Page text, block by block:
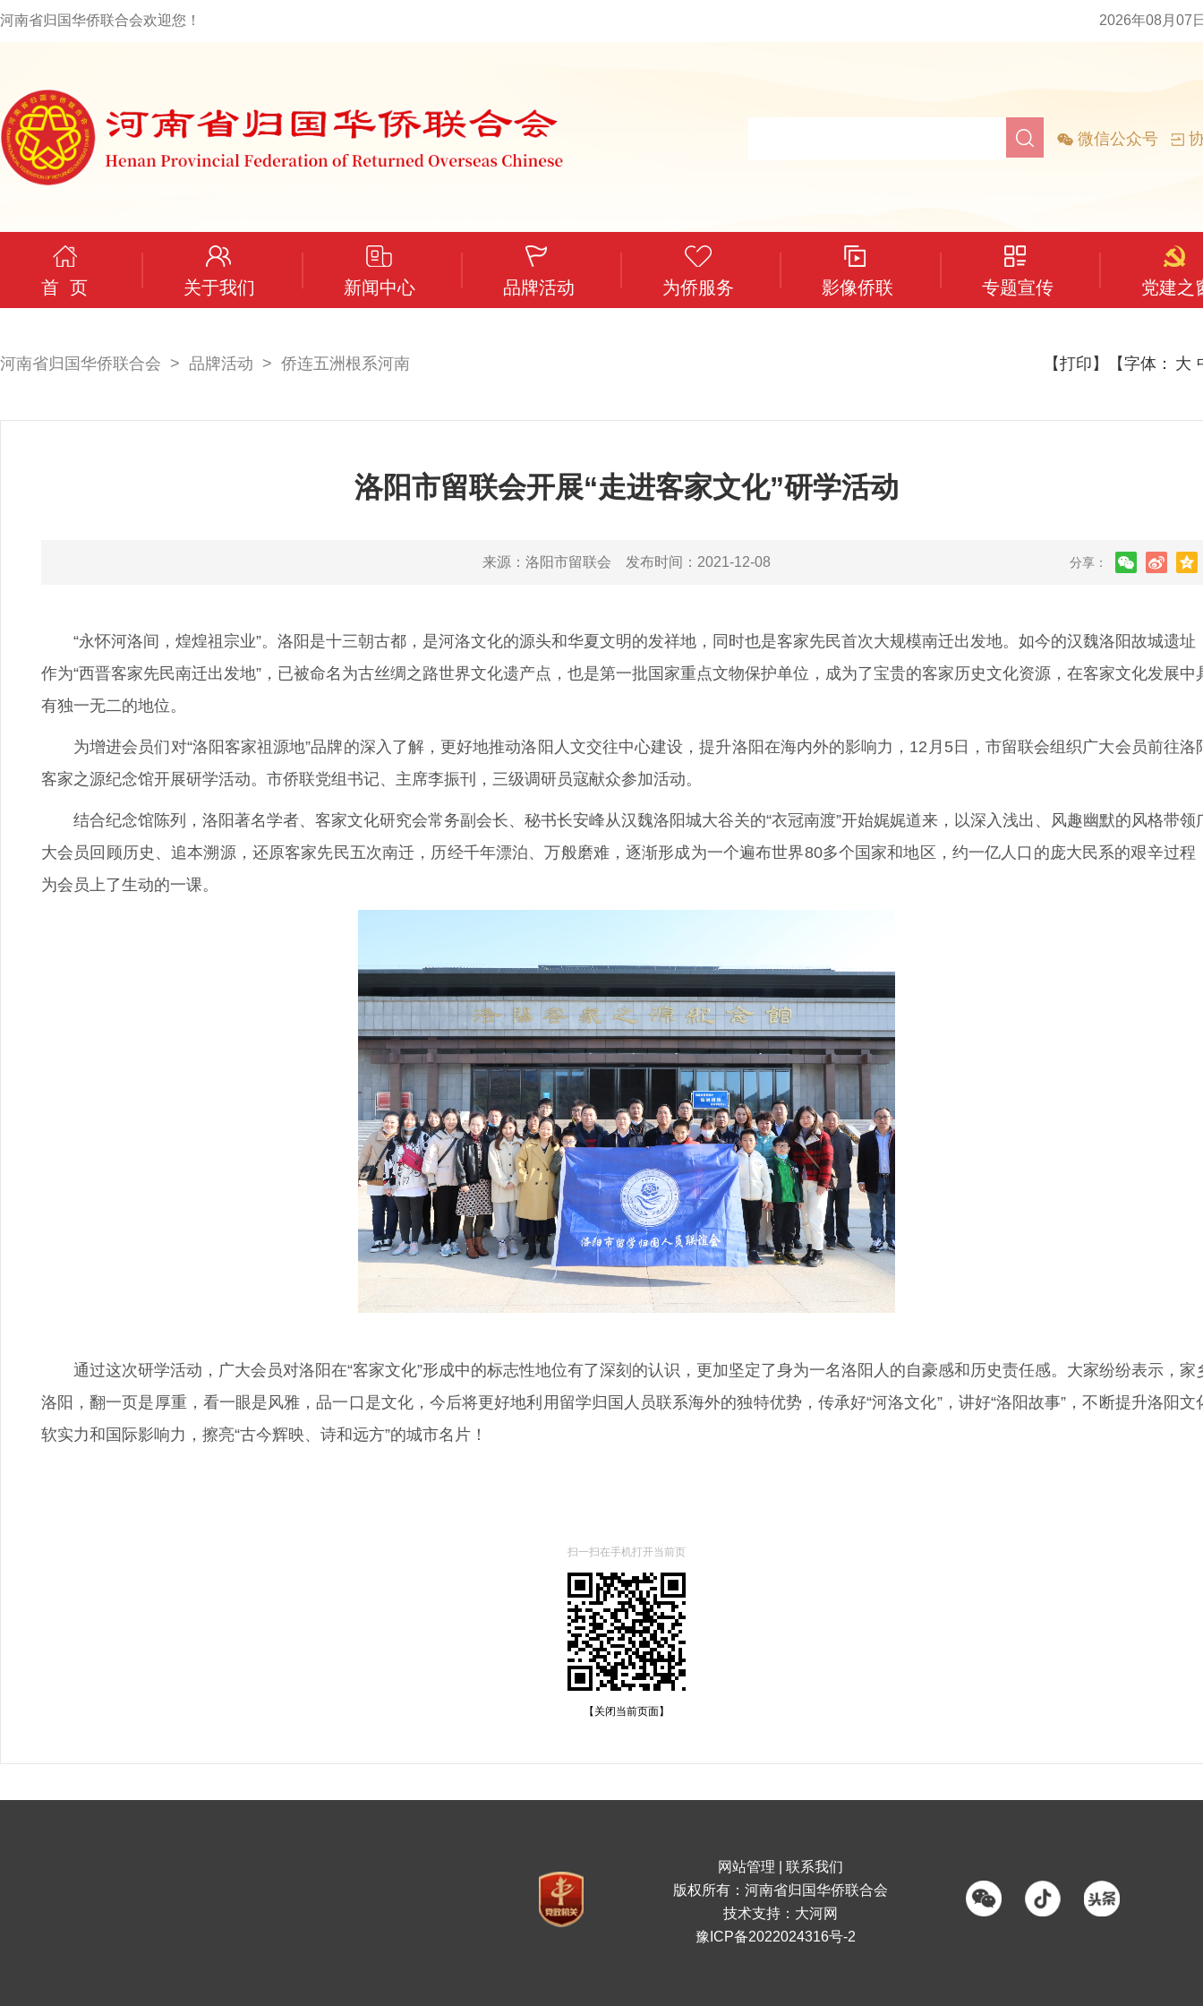
河南省归国华侨联合会欢迎您！ 2026年08月07
微信公众号
首 页 关于我们 新闻中心 品牌活动 为侨服务 影像侨联 专题宣传 党建之
河南省归国华侨联合会 品牌活动 侨连五洲根系河南 【打印】 【字体： 大
洛阳市留联会开展“走进客家文化”研学活动
来源： 洛阳市留联会 发布时间： 2021-12-08 分享：
“永怀河洛间，煌煌祖宗业”。洛阳是十三朝古都，是河洛文化的源头和华夏文明的发祥地，同时也是客家先民首次大规模南迁出发地。如今的汉魏洛阳故城遗址
作为“西晋客家先民南迁出发地”，已被命名为古丝绸之路世界文化遗产点，也是第一批国家重点文物保护单位，成为了宝贵的客家历史文化资源，在客家文化发展中
有独一无二的地位。
为增进会员们对“洛阳客家祖源地”品牌的深入了解，更好地推动洛阳人文交往中心建设，提升洛阳在海内外的影响力，12月5日，市留联会组织广大会员前往洛
客家之源纪念馆开展研学活动。市侨联党组书记、主席李振刊，三级调研员寇献众参加活动。
结合纪念馆陈列，洛阳著名学者、客家文化研究会常务副会长、秘书长安峰从汉魏洛阳城大谷关的“衣冠南渡”开始娓娓道来，以深入浅出、风趣幽默的风格带领
大会员回顾历史、追本溯源，还原客家先民五次南迁，历经千年漂泊、万般磨难，逐渐形成为一个遍布世界80多个国家和地区，约一亿人口的庞大民系的艰辛过程
为会员上了生动的一课。
通过这次研学活动，广大会员对洛阳在“客家文化”形成中的标志性地位有了深刻的认识，更加坚定了身为一名洛阳人的自豪感和历史责任感。大家纷纷表示，家
洛阳，翻一页是厚重，看一眼是风雅，品一口是文化，今后将更好地利用留学归国人员联系海外的独特优势，传承好“河洛文化”，讲好“洛阳故事”，不断提升洛阳文
软实力和国际影响力，擦亮“古今辉映、诗和远方”的城市名片！
扫一扫在手机打开当前页
【关闭当前页面】
网站管理
联系我们
版权所有：河南省归国华侨联合会
技术支持： 大河网
豫ICP备2022024316号-2